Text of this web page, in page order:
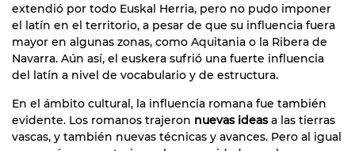
extendió por todo Euskal Herria, pero no pudo imponer
el latín en el territorio, a pesar de que su influencia fuera
mayor en algunas zonas, como Aquitania o la Ribera de
Navarra. Aún así, el euskera sufrió una fuerte influencia
del latín a nivel de vocabulario y de estructura.
En el ámbito cultural, la influencia romana fue también
evidente. Los romanos trajeron nuevas ideasa las tierras
vascas, y también nuevas técnicas y avances. Pero al igual